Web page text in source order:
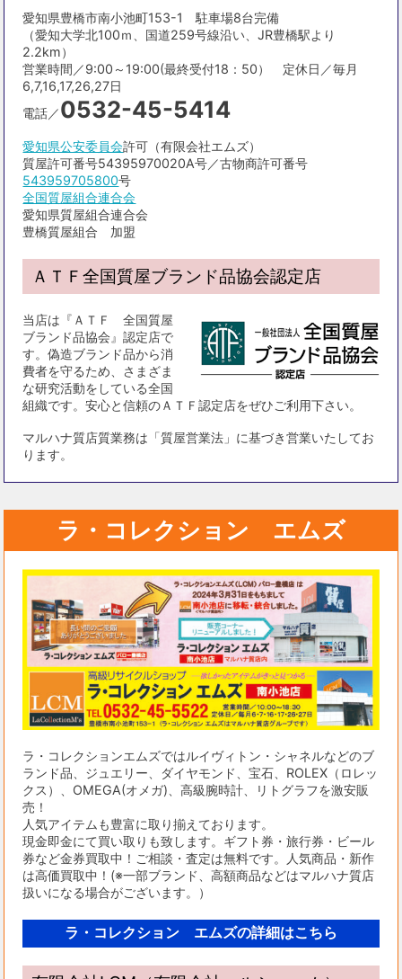
愛知県豊橋市南小池町153-1 駐車場8台完備
（愛知大学北100ｍ、国道259号線沿い、JR豊橋駅より
2.2km）
営業時間／9:00～19:00(最終受付18：50） 定休日／毎月
6,7,16,17,26,27日
電話／0532-45-5414
愛知県公安委員会許可（有限会社エムズ）
質屋許可番号54395970020A号／古物商許可番号
543959705800号
全国質屋組合連合会
愛知県質屋組合連合会
豊橋質屋組合 加盟
ＡＴＦ全国質屋ブランド品協会認定店
当店は『ＡＴＦ 全国質屋
ブランド品協会』認定店で
す。偽造ブランド品から消
費者を守るため、さまざま
な研究活動をしている全国
組織です。安心と信頼のＡＴＦ認定店をぜひご利用下さい。
マルハナ質店質業務は「質屋営業法」に基づき営業いたしてお
ります。
ラ・コレクション エムズ
ラ・コレクションエムズではルイヴィトン・シャネルなどのブ
ランド品、ジュエリー、ダイヤモンド、宝石、ROLEX（ロレッ
クス）、OMEGA(オメガ)、高級腕時計、リトグラフを激安販
売！
人気アイテムも豊富に取り揃えております。
現金即金にて買い取りも致します。ギフト券・旅行券・ビール
券など金券買取中！ご相談・査定は無料です。人気商品・新作
は高価買取中！(※一部ブランド、高額商品などはマルハナ質店
扱いになる場合がございます。）
ラ・コレクション エムズの詳細はこちら